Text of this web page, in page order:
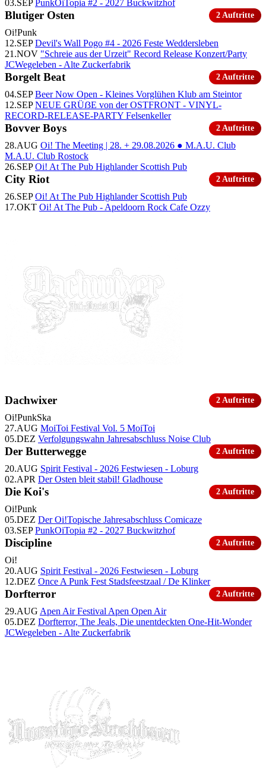
03.SEP PunkOiTopia #2 - 2027 Buckwitzhof
Blutiger Osten 2 Auftritte
Oi!Punk
12.SEP Devil's Wall Pogo #4 - 2026 Feste Weddersleben
21.NOV "Schreie aus der Urzeit" Record Release Konzert/Party
JCWegeleben - Alte Zuckerfabrik
Borgelt Beat 2 Auftritte
04.SEP Beer Now Open - Kleines Vorglühen Klub am Steintor
12.SEP NEUE GRÜẞE von der OSTFRONT - VINYL-
RECORD-RELEASE-PARTY Felsenkeller
Bovver Boys 2 Auftritte
28.AUG Oi! The Meeting | 28. + 29.08.2026 ● M.A.U. Club
M.A.U. Club Rostock
26.SEP Oi! At The Pub Highlander Scottish Pub
City Riot 2 Auftritte
26.SEP Oi! At The Pub Highlander Scottish Pub
17.OKT Oi! At The Pub - Apeldoorn Rock Cafe Ozzy
Dachwixer 2 Auftritte
Oi!PunkSka
27.AUG MoiToi Festival Vol. 5 MoiToi
05.DEZ Verfolgungswahn Jahresabschluss Noise Club
Der Butterwegge 2 Auftritte
20.AUG Spirit Festival - 2026 Festwiesen - Loburg
02.APR Der Osten bleit stabil! Gladhouse
Die Koi's 2 Auftritte
Oi!Punk
05.DEZ Der Oi!Topische Jahresabschluss Comicaze
03.SEP PunkOiTopia #2 - 2027 Buckwitzhof
Discipline 2 Auftritte
Oi!
20.AUG Spirit Festival - 2026 Festwiesen - Loburg
12.DEZ Once A Punk Fest Stadsfeestzaal / De Klinker
Dorfterror 2 Auftritte
29.AUG Apen Air Festival Apen Open Air
05.DEZ Dorfterror, The Jeals, Die unentdeckten One-Hit-Wonder
JCWegeleben - Alte Zuckerfabrik